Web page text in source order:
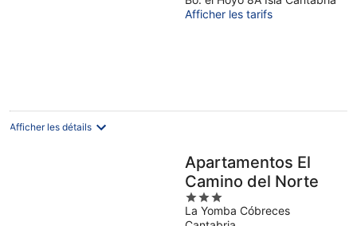
out
of
Afficher les tarifs
Afficher les détails
Apartamentos El
Camino del Norte
3
out
La Yomba Cóbreces